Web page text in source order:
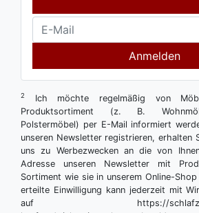
Anmelden
2
Ich möchte regelmäßig von
Produktsortiment (z. B.
Polstermöbel) per E-Mail informiert
unseren Newsletter registrieren, erhalten
uns zu Werbezwecken an die von
Adresse unseren Newsletter mit
Sortiment wie sie in unserem Online-
erteilte Einwilligung kann jederzeit mit
auf https://